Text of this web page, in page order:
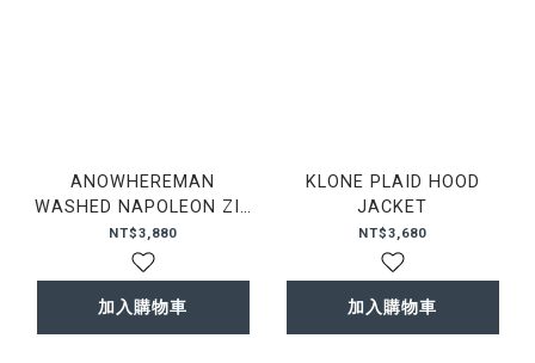
ANOWHEREMAN
WASHED NAPOLEON ZIP
HOODIE 漸層 水洗 連帽 外
套
NT$3,880
加入購物車
KLONE PLAID HOOD
JACKET
NT$3,680
加入購物車